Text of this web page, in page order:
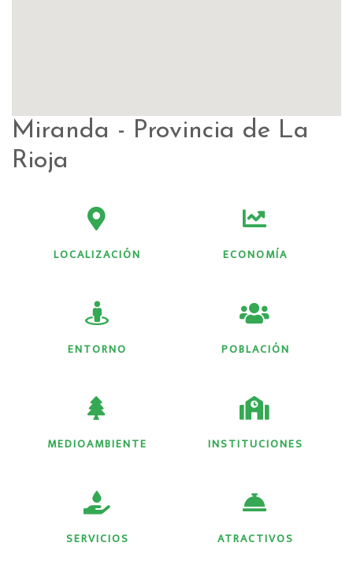
Miranda - Provincia de La
Rioja
LOCALIZACIÓN ECONOMÍA
ENTORNO POBLACIÓN
MEDIOAMBIENTE INSTITUCIONES
SERVICIOS ATRACTIVOS